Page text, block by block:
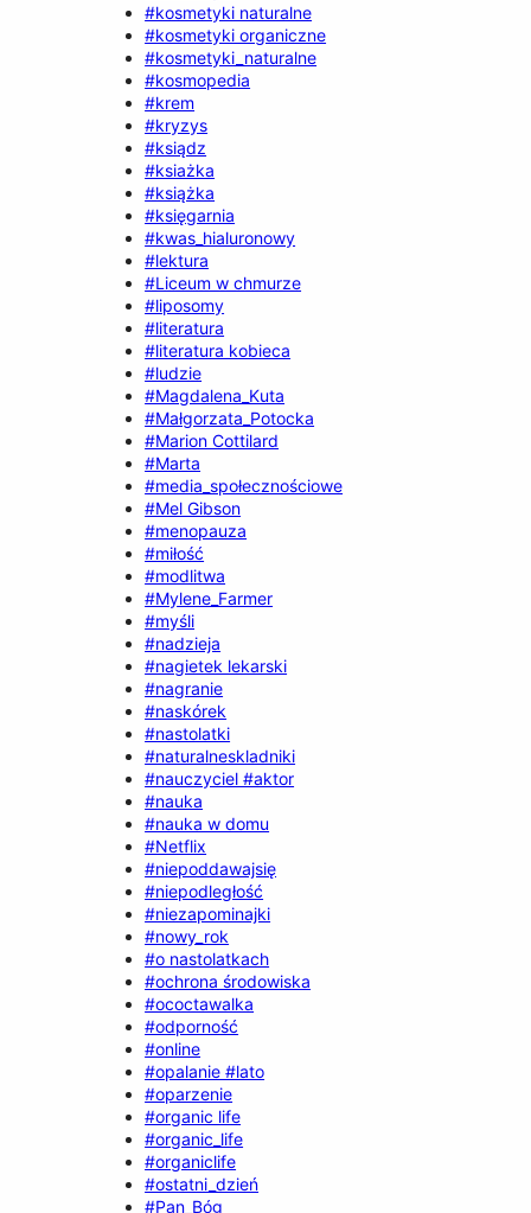
#kosmetyki naturalne
#kosmetyki organiczne
#kosmetyki_naturalne
#kosmopedia
#krem
#kryzys
#ksiądz
#ksiażka
#książka
#księgarnia
#kwas_hialuronowy
#lektura
#Liceum w chmurze
#liposomy
#literatura
#literatura kobieca
#ludzie
#Magdalena_Kuta
#Małgorzata_Potocka
#Marion Cottilard
#Marta
#media_społecznościowe
#Mel Gibson
#menopauza
#miłość
#modlitwa
#Mylene_Farmer
#myśli
#nadzieja
#nagietek lekarski
#nagranie
#naskórek
#nastolatki
#naturalneskladniki
#nauczyciel #aktor
#nauka
#nauka w domu
#Netflix
#niepoddawajsię
#niepodległość
#niezapominajki
#nowy_rok
#o nastolatkach
#ochrona środowiska
#ococtawalka
#odporność
#online
#opalanie #lato
#oparzenie
#organic life
#organic_life
#organiclife
#ostatni_dzień
#Pan_Bóg